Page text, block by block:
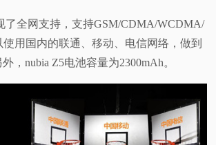
了全网支持，支持GSM/CDMA/WCDMA/
用国内的联通、移动、电信网络，做到
，nubia Z5电池容量为2300mAh。